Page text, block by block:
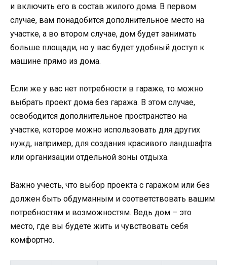
и включить его в состав жилого дома. В первом
случае, вам понадобится дополнительное место на
участке, а во втором случае, дом будет занимать
больше площади, но у вас будет удобный доступ к
машине прямо из дома.
Если же у вас нет потребности в гараже, то можно
выбрать проект дома без гаража. В этом случае,
освободится дополнительное пространство на
участке, которое можно использовать для других
нужд, например, для создания красивого ландшафта
или организации отдельной зоны отдыха.
Важно учесть, что выбор проекта с гаражом или без
должен быть обдуманным и соответствовать вашим
потребностям и возможностям. Ведь дом – это
место, где вы будете жить и чувствовать себя
комфортно.